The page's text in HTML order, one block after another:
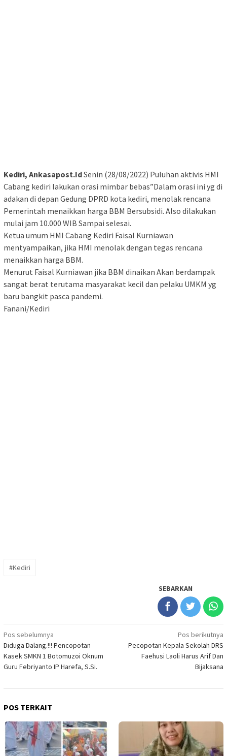
Kediri, Ankasapost.IdSenin (28/08/2022) Puluhan aktivis HMI
Cabang kediri lakukan orasi mimbar bebas”Dalam orasi ini yg di
adakan di depan Gedung DPRD kota kediri, menolak rencana
Pemerintah menaikkan harga BBM Bersubsidi. Also dilakukan
mulai jam 10.000 WIB Sampai selesai.
Ketua umum HMI Cabang Kediri Faisal Kurniawan
mentyampaikan, jika HMI menolak dengan tegas rencana
menaikkan harga BBM.
Menurut Faisal Kurniawan jika BBM dinaikan Akan berdampak
sangat berat terutama masyarakat kecil dan pelaku UMKM yg
baru bangkit pasca pandemi.
Fanani/Kediri
#Kediri
SEBARKAN
Navigasi
pos
Pos sebelumnya
Diduga Dalang.!!! Pencopotan
Kasek SMKN 1 Botomuzoi Oknum
Guru Febriyanto IP Harefa, S.Si.
Pos berikutnya
Pecopotan Kepala Sekolah DRS
Faehusi Laoli Harus Arif Dan
Bijaksana
POS TERKAIT